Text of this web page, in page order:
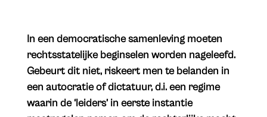
In een democratische samenleving moeten
rechtsstatelijke beginselen worden nageleefd.
Gebeurt dit niet, riskeert men te belanden in
een autocratie of dictatuur, d.i. een regime
waarin de ‘leiders’ in eerste instantie